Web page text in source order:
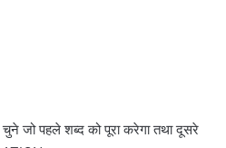
चुने जो पहले शब्द को पूरा करेगा तथा दूसरे